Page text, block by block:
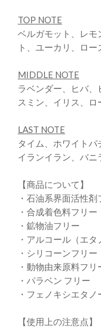
TOP NOTE
ベルガモット、レモ
ト、ユーカリ、ロ
MIDDLE NOTE
ラベンダー、ヒバ、
スミン、イリス、ロ
LAST NOTE
タイム、ホワイトパ
イランイラン、バニ
【商品について】
・石油系界面活性剤
・合成着色料フリー
・鉱物油フリー
・アルコール（エ
・シリコーンフリー
・動物由来原料フリ
・パラベン フリー
・フェノキシエタ
【使用上の注意点】